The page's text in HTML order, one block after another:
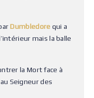
Dumbledore qui a
mais la balle
la Mort face à
Seigneur des